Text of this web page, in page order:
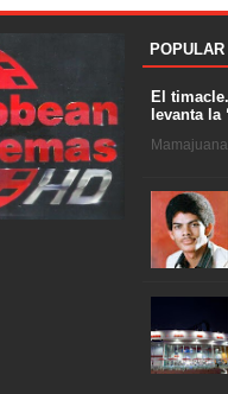
El
levanta